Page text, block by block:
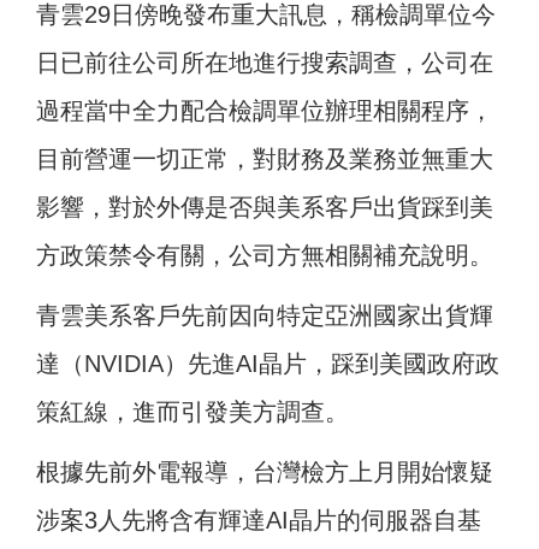
青雲29日傍晚發布重大訊息，稱檢調單位今
日已前往公司所在地進行搜索調查，公司在
過程當中全力配合檢調單位辦理相關程序，
目前營運一切正常，對財務及業務並無重大
影響，對於外傳是否與美系客戶出貨踩到美
方政策禁令有關，公司方無相關補充說明。
青雲美系客戶先前因向特定亞洲國家出貨輝
達（NVIDIA）先進AI晶片，踩到美國政府政
策紅線，進而引發美方調查。
根據先前外電報導，台灣檢方上月開始懷疑
涉案3人先將含有輝達AI晶片的伺服器自基